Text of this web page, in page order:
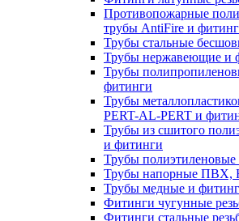
Противопожарные
трубы AntiFire и
Трубы стальные
Трубы нержавеющие и
Трубы
фитинги
Трубы
PERT-AL-PERT и
Трубы из сшитого
и фитинги
Трубы
Трубы напорные ПВХ,
Трубы медные и
Фитинги чугунные
Фитинги стальные